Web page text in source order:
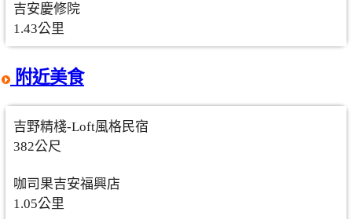
吉安慶修院
1.43公里
附近美食
吉野精棧-Loft風格民宿
382公尺
咖司果吉安福興店
1.05公里